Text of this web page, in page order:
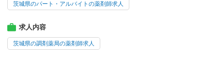
茨城県のパート・アルバイトの薬剤師求人
求人内容
茨城県の調剤薬局の薬剤師求人